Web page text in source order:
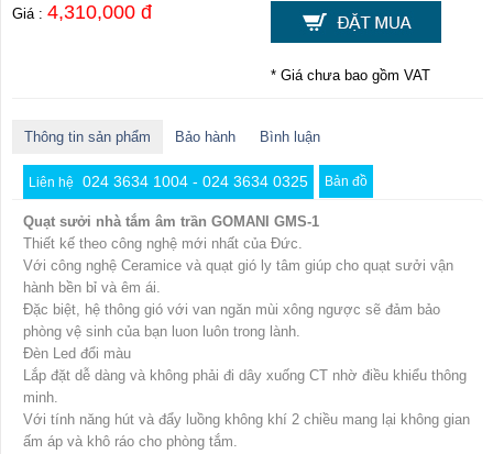
Giá : 4,310,000 đ
* Giá chưa bao gồm VAT
Thông tin sản phẩm Bảo hành Bình luận
Liên hệ 024 3634 1004 - 024 3634 0325 Bản đồ
Quạt sưởi nhà tắm âm trần GOMANI GMS-1
Thiết kế theo công nghệ mới nhất của Đức.
Với công nghệ Ceramice và quạt gió ly tâm giúp cho quạt sưởi vận
hành bền bỉ và êm ái.
Đặc biệt, hệ thông gió với van ngăn mùi xông ngược sẽ đảm bảo
phòng vệ sinh của bạn luon luôn trong lành.
Đèn Led đổi màu
Lắp đặt dễ dàng và không phải đi dây xuống CT nhờ điều khiểu thông
minh.
Với tính năng hút và đẩy luồng không khí 2 chiều mang lại không gian
ấm áp và khô ráo cho phòng tắm.